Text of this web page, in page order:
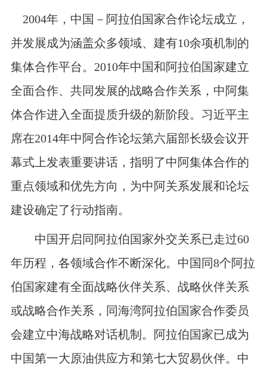
2004年，中国－阿拉伯国家合作论坛成立，
并发展成为涵盖众多领域、建有10余项机制的
集体合作平台。 2010年中国和阿拉伯国家建立
全面合作、共同发展的战略合作关系，中阿集
体合作进入全面提质升级的新阶段。习近平主
席在2014年中阿合作论坛第六届部长级会议开
幕式上发表重要讲话，指明了中阿集体合作的
重点领域和优先方向，为中阿关系发展和论坛
建设确定了行动指南。
中国开启同阿拉伯国家外交关系已走过60
年历程，各领域合作不断深化。中国同8个阿拉
伯国家建有全面战略伙伴关系、战略伙伴关系
或战略合作关系，同海湾阿拉伯国家合作委员
会建立中海战略对话机制。阿拉伯国家已成为
中国第一大原油供应方和第七大贸易伙伴。中